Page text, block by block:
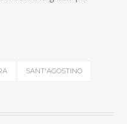
SANT'AGOSTINO